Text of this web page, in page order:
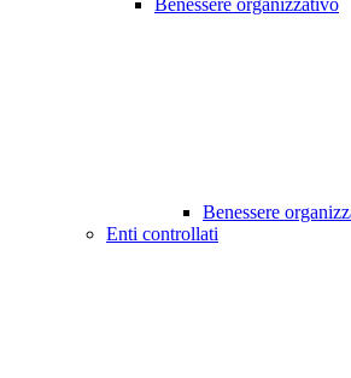
Benessere organizzativo
Benessere
Enti controllati